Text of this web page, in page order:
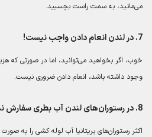
می‌مانید، به سمت راست بچسبید.
7. در لندن انعام دادن واجب نیست!
خوب، اگر بخواهید می‌توانید، اما در صورتی که
وجود داشته باشد، انعام دادن ضروری نیست.
8. در رستوران‌های لندن آب بطری سفارش ندهید
اکثر رستوران‌های بریتانیا آب لوله کشی را به صورت